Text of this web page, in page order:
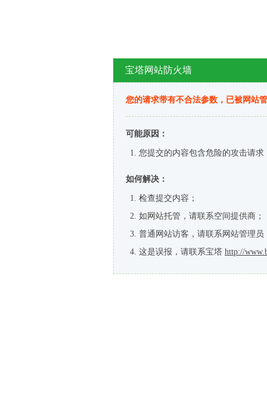
宝塔网站防火墙
您的请求带有不合法参数，已被网站
可能原因：
您提交的内容包含危险的攻击请求
如何解决：
检查提交内容；
如网站托管，请联系空间提供商；
普通网站访客，请联系网站管理员
这是误报，请联系宝塔 http://